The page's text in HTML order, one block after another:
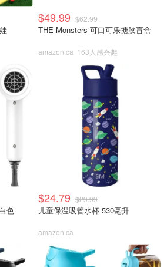
$49.99 $62.99
THE Monsters 可口可乐搪胶盲盒
amazon.ca 163人感兴趣
色
$24.79 $29.99
儿童保温吸管水杯 530毫升
amazon.ca